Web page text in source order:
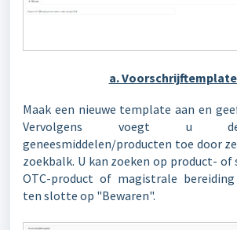
a.
Maak een nieuwe template aan en
Vervolgens voegt u de
geneesmiddelen/producten toe door
zoekbalk. U kan zoeken op product-
OTC-product of magistrale
ten slotte op "Bewaren".